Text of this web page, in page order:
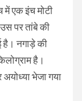
में एक इंच मोटी
पर तांबे की
है। नगाड़े की
है।
भेजा गया